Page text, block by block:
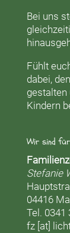
Bei uns
Fühlt
dabei,
gestalten
Kindern
Wir sind
Stefanie
04416
Tel. 0341
fz [at]